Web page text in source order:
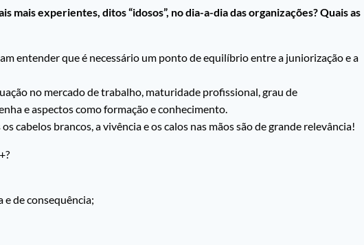
mais experientes, ditos “idosos”, no dia-a-dia das organizações? Quais as
entender que é necessário um ponto de equilíbrio entre a juniorização e a
no mercado de trabalho, maturidade profissional, grau de
e aspectos como formação e conhecimento.
cabelos brancos, a vivência e os calos nas mãos são de grande relevância!
e de consequência;